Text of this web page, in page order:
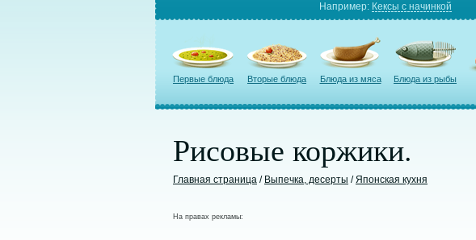
Например: Кексы с начинкой
Первые блюда Вторые блюда Блюда из мяса Блюда из рыбы
Рисовые коржики.
Главная страница / Выпечка, десерты /Японская кухня
На правах рекламы: